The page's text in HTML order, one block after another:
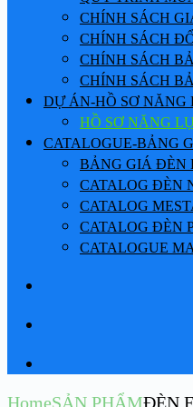
CHÍNH SÁCH
CHÍNH SÁCH
CHÍNH SÁCH
CHÍNH SÁCH
DỰ ÁN-HỒ SƠ NĂNG
HỒ SƠ NĂNG
CATALOGUE-BẢNG
BẢNG GIÁ ĐÈN
CATALOG ĐÈN
CATALOG
CATALOG ĐÈN
CATALOGUE
HomeSẢN PHẨMĐÈN